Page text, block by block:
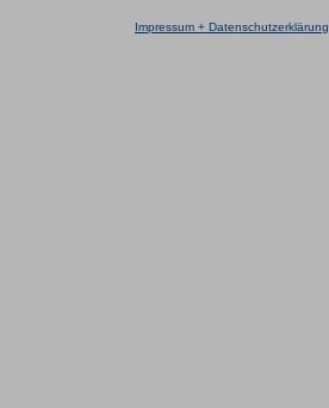
Impressum + Datenschutzerklärung